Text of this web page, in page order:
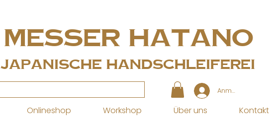
MESSER Hatano
Japanische Handschleiferei
Anmelden
Onlineshop Workshop Über uns Kontakt